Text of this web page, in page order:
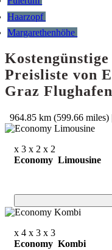
Haarzopf
Margarethenhöhe
Preisliste von
Graz
964.85 km (599.66 miles)
x 3 x 2 x 2
Economy Limousine
x 4 x 3 x 3
Economy Kombi